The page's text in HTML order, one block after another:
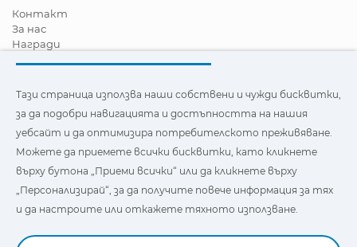
Контакт
За нас
Награди
Станете дистрибутор
Новини
Видеа
FAQ - Често задавани въпроси
Тази страница използва наши собствени и бисквитки на
трети страни, за да подобри навигацията и
достъпността на нашия уебсайт и да оптимизира
потребителското изживяване. Можете да кликнете
тях и да зададете или откажете използването им.
Тази страница използва наши собствени и чужди бисквитки,
за да подобри навигацията и достъпността на нашия
уебсайт и да оптимизира потребителското преживяване.
Можете да приемете всички бисквитки, като кликнете
върху бутона „Приеми всички“ или да кликнете върху
„Персонализирай“, за да получите повече информация за тях
и да настроите или откажете тяхното използване.